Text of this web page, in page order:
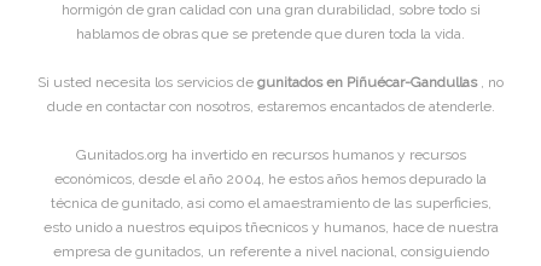
hormigón de gran calidad con una gran durabilidad, sobre todo si
hablamos de obras que se pretende que duren toda la vida.
Si usted necesita los servicios de gunitados en Piñuécar-Gandullas , no
dude en contactar con nosotros, estaremos encantados de atenderle.
Gunitados.org ha invertido en recursos humanos y recursos
económicos, desde el año 2004, he estos años hemos depurado la
técnica de gunitado, asi como el amaestramiento de las superficies,
esto unido a nuestros equipos tñecnicos y humanos, hace de nuestra
empresa de gunitados, un referente a nivel nacional, consiguiendo